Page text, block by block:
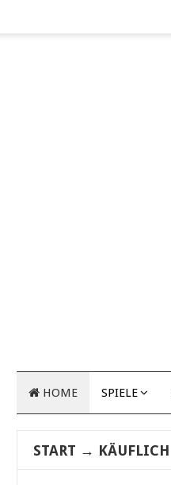
HOME SPIELE
START → KÄUFLICH